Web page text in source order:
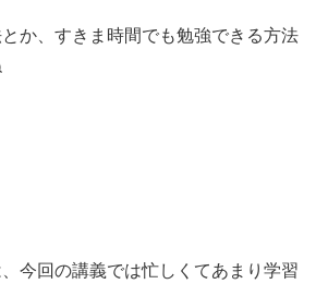
か、すきま時間でも勉強できる方法
今回の講義では忙しくてあまり学習